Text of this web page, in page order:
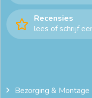
Recensies
lees of schrijf
Bezorging & Montage